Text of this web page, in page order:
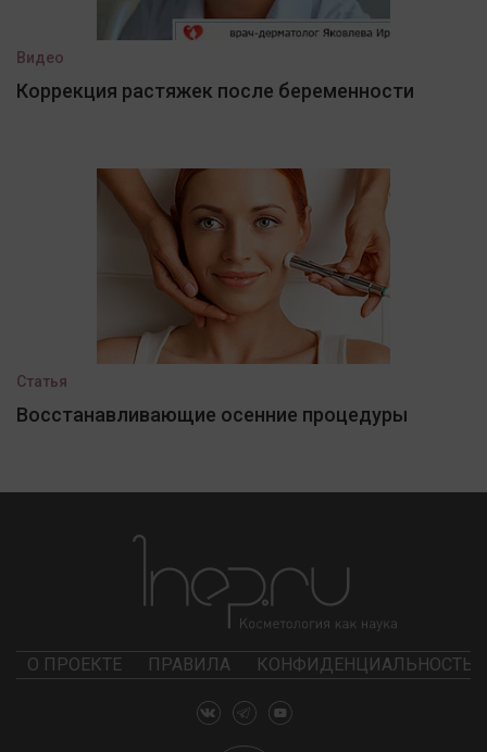
Видео
Коррекция растяжек после беременности
Статья
Восстанавливающие осенние процедуры
О ПРОЕКТЕ ПРАВИЛА КОНФИДЕНЦИАЛЬНОСТЬ